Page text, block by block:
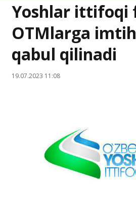
Yoshlar ittifoqi
OTMlarga
qabul qilinadi
19.07.2023 11:08